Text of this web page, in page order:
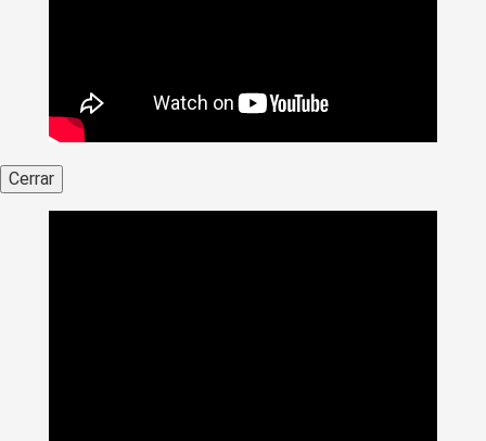
Cerrar